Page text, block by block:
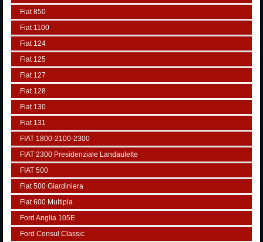
Fiat 850
Fiat 1100
Fiat 124
Fiat 125
Fiat 127
Fiat 128
Fiat 130
Fiat 131
FIAT 1800-2100-2300
FIAT 2300 Presidenziale Landaulette
FIAT 500
Fiat 500 Giardiniera
Fiat 600 Multipla
Ford Anglia 105E
Ford Consul Classic